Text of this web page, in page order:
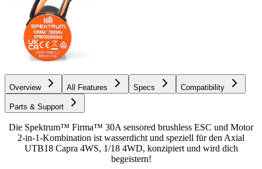
Overview All Features Specs Compatibility
Parts & Support
Die Spektrum™ Firma™ 30A sensored brushless ESC und Motor
2-in-1-Kombination ist wasserdicht und speziell für den Axial
UTB18 Capra 4WS, 1/18 4WD, konzipiert und wird dich
begeistern!